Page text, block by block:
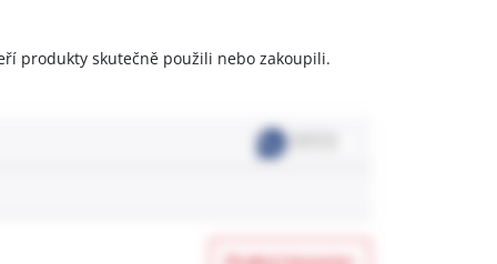
produkty skutečně použili nebo zakoupili.